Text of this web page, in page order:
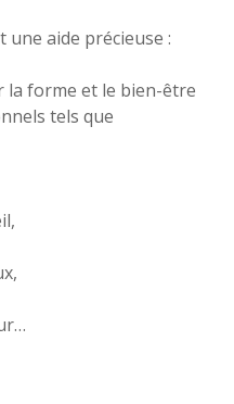
une aide précieuse :
forme et le bien-être
tels que